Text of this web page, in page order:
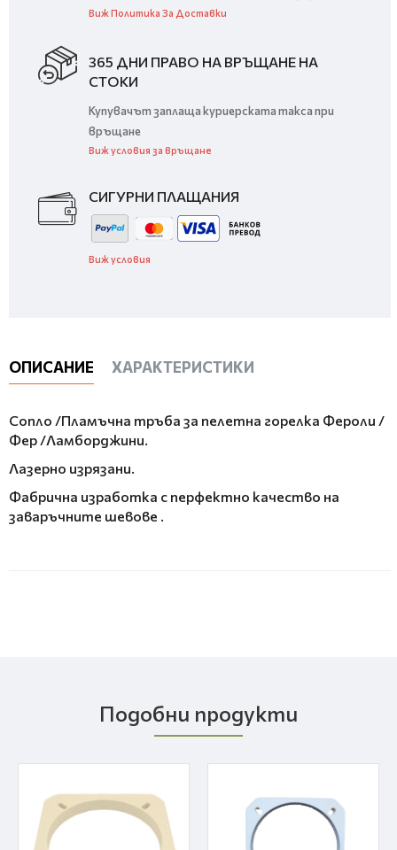
Виж Политика За Доставки
365 ДНИ ПРАВО НА ВРЪЩАНЕ НА
СТОКИ
Купувачът заплаща куриерската такса при
връщане
Виж условия за връщане
СИГУРНИ ПЛАЩАНИЯ
Виж условия
ОПИСАНИЕ ХАРАКТЕРИСТИКИ
Сопло /Пламъчна тръба за пелетна горелка Фероли /
Фер /Ламборджини.
Лазерно изрязани.
Фабрична изработка с перфектно качество на
заваръчните шевове .
Подобни продукти